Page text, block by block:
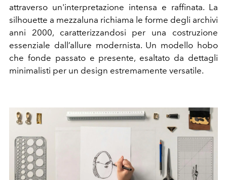
attraverso un'interpretazione intensa e raffinata. La
silhouette a mezzaluna richiama le forme degli archivi
anni 2000, caratterizzandosi per una costruzione
essenziale dall’allure modernista. Un modello hobo
che fonde passato e presente, esaltato da dettagli
minimalisti per un design estremamente versatile.